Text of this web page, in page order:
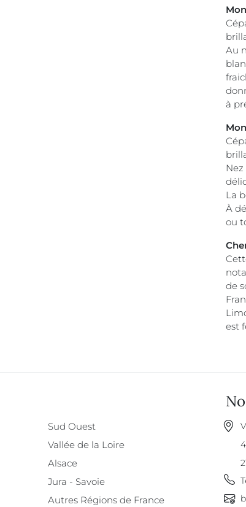
Au
à
La
À
ou
de
est
Sud Ouest
Vallée de la Loire
Alsace
Jura - Savoie
Autres Régions de France